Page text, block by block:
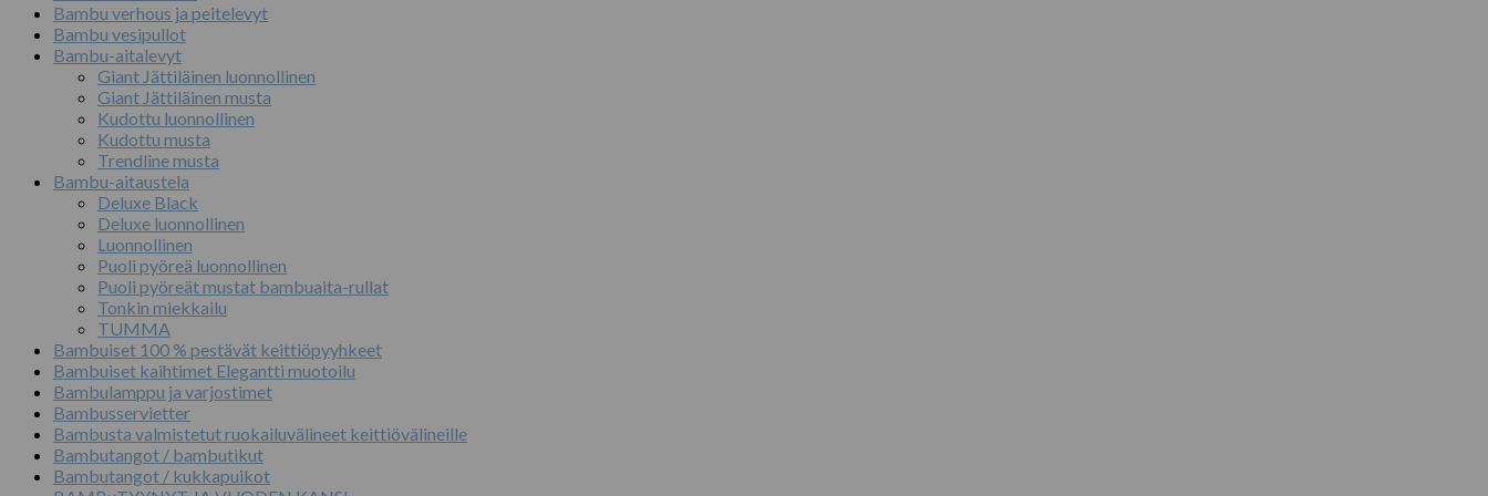
Bambu verhous ja peitelevyt
Bambu vesipullot
Bambu-aitalevyt
Giant Jättiläinen luonnollinen
Giant Jättiläinen musta
Kudottu luonnollinen
Kudottu musta
Trendline musta
Bambu-aitaustela
Deluxe Black
Deluxe luonnollinen
Luonnollinen
Puoli pyöreä luonnollinen
Puoli pyöreät mustat bambuaita-rullat
Tonkin miekkailu
TUMMA
Bambuiset 100 % pestävät keittiöpyyhkeet
Bambuiset kaihtimet Elegantti muotoilu
Bambulamppu ja varjostimet
Bambusservietter
Bambusta valmistetut ruokailuvälineet keittiövälineille
Bambutangot / bambutikut
Bambutangot / kukkapuikot